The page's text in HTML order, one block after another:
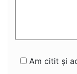
Am citit și